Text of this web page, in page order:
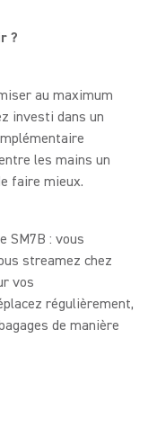
?
au maximum
investi dans un
les mains un
faire mieux.
SM7B : vous
streamez chez
vos
régulièrement,
de manière